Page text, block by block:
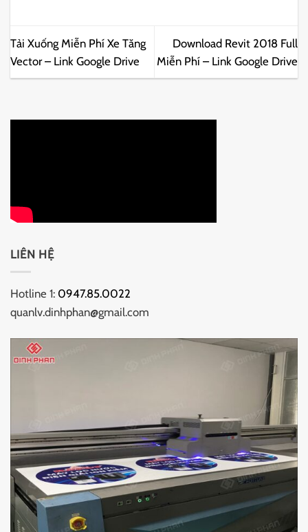
Tải Xuống Miễn Phí Xe Tăng
Vector – Link Google Drive
Download Revit 2018 Full
Miễn Phí – Link Google Drive
LIÊN HỆ
Hotline 1: 0947.85.0022
quanlv.dinhphan@gmail.com